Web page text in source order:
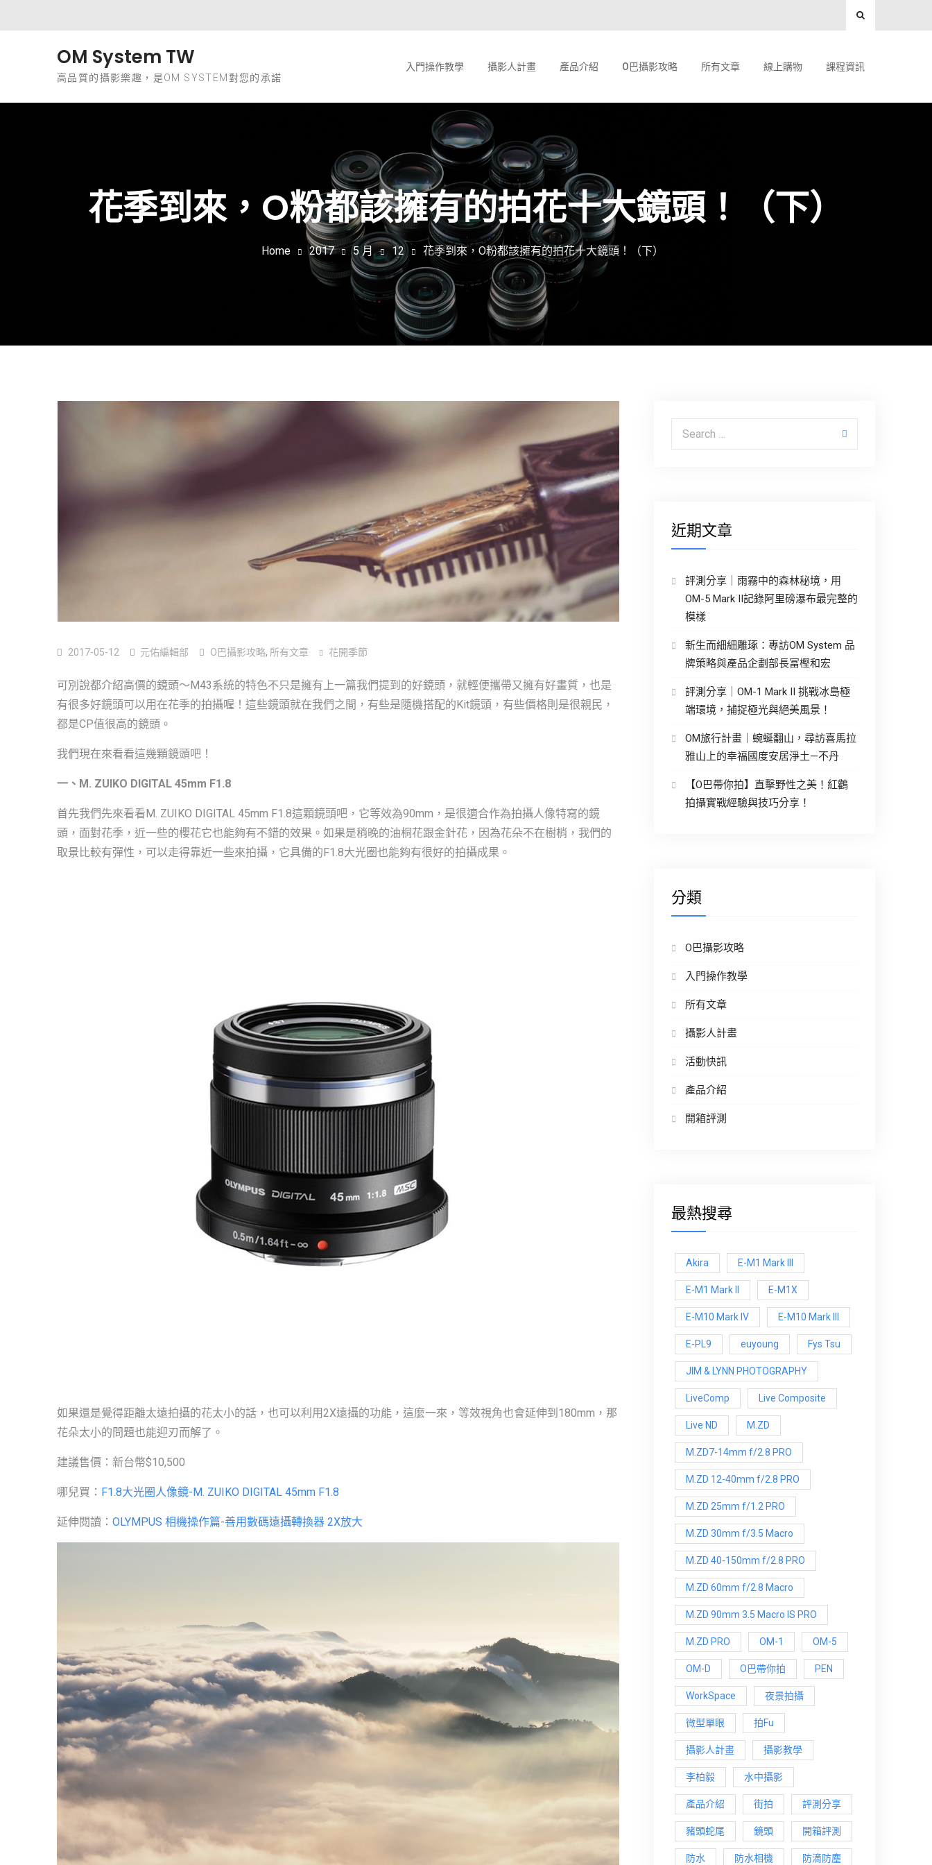
OM System TW
高品質的攝影樂趣，是OM SYSTEM對您的承諾
入門操作教學 攝影人計畫 產品介紹 O巴攝影攻略 所有文章 線上購物 課程資訊
花季到來，O粉都該擁有的拍花十大鏡頭！（下）
Home 2017 5 月 12 花季到來，O粉都該擁有的拍花十大鏡頭！（下）
2017-05-12 元佑編輯部 O巴攝影攻略, 所有文章 花開季節
可別說都介紹高價的鏡頭～M43系統的特色不只是擁有上一篇我們提到的好鏡頭，就輕便攜帶又擁有好畫質，也是
有很多好鏡頭可以用在花季的拍攝喔！這些鏡頭就在我們之間，有些是隨機搭配的Kit鏡頭，有些價格則是很親民，
都是CP值很高的鏡頭。
我們現在來看看這幾顆鏡頭吧！
一、M. ZUIKO DIGITAL 45mm F1.8
首先我們先來看看M. ZUIKO DIGITAL 45mm F1.8這顆鏡頭吧，它等效為90mm，是很適合作為拍攝人像特寫的鏡
頭，面對花季，近一些的櫻花它也能夠有不錯的效果。如果是稍晚的油桐花跟金針花，因為花朵不在樹梢，我們的
取景比較有彈性，可以走得靠近一些來拍攝，它具備的F1.8大光圈也能夠有很好的拍攝成果。
如果還是覺得距離太遠拍攝的花太小的話，也可以利用2X遠攝的功能，這麼一來，等效視角也會延伸到180mm，那
花朵太小的問題也能迎刃而解了。
建議售價：新台幣$10,500
哪兒買： F1.8大光圈人像鏡-M. ZUIKO DIGITAL 45mm F1.8
延伸閱讀： OLYMPUS 相機操作篇-善用數碼遠攝轉換器 2X放大
Search for:
近期文章
評測分享｜雨霧中的森林秘境，用
OM-5 Mark II記錄阿里磅瀑布最完整的
模樣
新生而細細雕琢：專訪OM System 品
牌策略與產品企劃部長冨樫和宏
評測分享｜OM-1 Mark II 挑戰冰島極
端環境，捕捉極光與絕美風景！
OM旅行計畫｜蜿蜒翻山，尋訪喜馬拉
雅山上的幸福國度安居淨土—不丹
【O巴帶你拍】直擊野性之美！紅鸛
拍攝實戰經驗與技巧分享！
分類
O巴攝影攻略
入門操作教學
所有文章
攝影人計畫
活動快訊
產品介紹
開箱評測
最熱搜尋
Akira E-M1 Mark III
E-M1 Mark ll E-M1X
E-M10 Mark IV E-M10 Mark lll
E-PL9 euyoung Fys Tsu
JIM & LYNN PHOTOGRAPHY
LiveComp Live Composite
Live ND M.ZD
M.ZD7-14mm f/2.8 PRO
M.ZD 12-40mm f/2.8 PRO
M.ZD 25mm f/1.2 PRO
M.ZD 30mm f/3.5 Macro
M.ZD 40-150mm f/2.8 PRO
M.ZD 60mm f/2.8 Macro
M.ZD 90mm 3.5 Macro IS PRO
M.ZD PRO OM-1 OM-5
OM-D O巴帶你拍 PEN
WorkSpace 夜景拍攝
微型單眼 拍Fu
攝影人計畫 攝影教學
李柏毅 水中攝影
產品介紹 街拍 評測分享
豬頭蛇尾 鏡頭 開箱評測
防水 防水相機 防滴防塵